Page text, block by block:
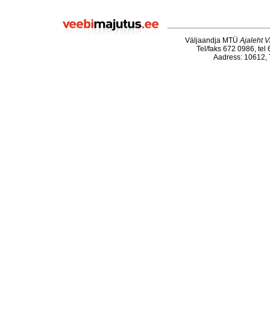
Väljaandja MTÜAjaleht
Tel/faks 672 0986, tel
Aadress: 10612,